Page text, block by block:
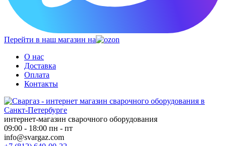
Перейти в наш магазин на
О нас
Доставка
Оплата
Контакты
интернет-магазин сварочного оборудования
09:00 - 18:00 пн - пт
info@svargaz.com